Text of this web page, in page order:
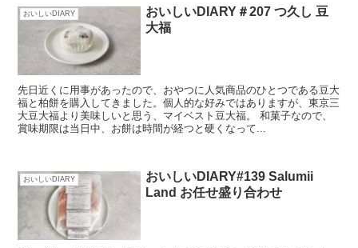
おいしいDIARY
おいしいDIARY＃207 つ久し 豆
大福
先日近くに用事があったので、おやつに人気商品のひとつである豆大
福と柏餅を購入してきました。個人的な好みではありますが、東京三
大豆大福より美味しいと思う、マイベスト豆大福。 和菓子なので、
賞味期限は当日中、お餅は時間が経つと硬くなって...
おいしいDIARY
おいしいDIARY#139 Salumii
Land お任せ盛り合わせ